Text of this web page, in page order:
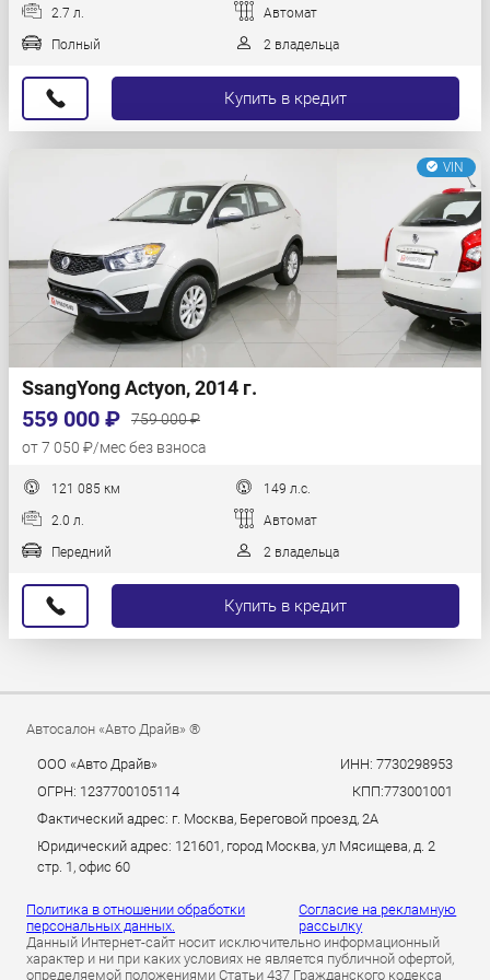
2.7 л. Автомат
Полный 2 владельца
Купить в кредит
VIN
SsangYong Actyon, 2014 г.
559 000 ₽
759 000 ₽
от 7 050 ₽/мес без взноса
121 085 км 149 л.с.
2.0 л. Автомат
Передний 2 владельца
Купить в кредит
Автосалон «Авто Драйв» ®
ООО «Авто Драйв»
ИНН: 7730298953
ОГРН: 1237700105114
КПП:773001001
Фактический адрес: г. Москва, Береговой проезд, 2А
Юридический адрес: 121601, город Москва, ул Мясищева, д. 2
стр. 1, офис 60
Политика в отношении обработки
персональных данных.
Согласие на рекламную
рассылку
Данный Интернет-сайт носит исключительно информационный
характер и ни при каких условиях не является публичной офертой,
определяемой положениями Статьи 437 Гражданского кодекса